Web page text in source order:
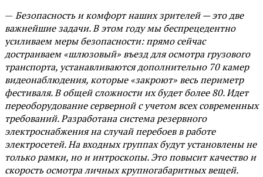
— Безопасность и комфорт наших зрителей — это две
важнейшие задачи. В этом году мы беспрецедентно
усиливаем меры безопасности: прямо сейчас
достраиваем «шлюзовый» въезд для осмотра грузового
транспорта, устанавливаются дополнительно 70 камер
видеонаблюдения, которые «закроют» весь периметр
фестиваля. В общей сложности их будет более 80. Идет
переоборудование серверной с учетом всех современных
требований. Разработана система резервного
электроснабжения на случай перебоев в работе
электросетей. На входных группах будут установлены не
только рамки, но и интроскопы. Это повысит качество и
скорость осмотра личных крупногабаритных вещей.